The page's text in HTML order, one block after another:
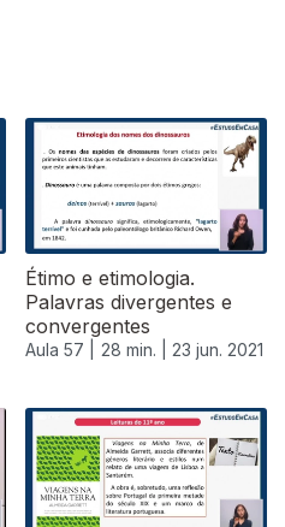
Étimo e etimologia.
Palavras divergentes e
convergentes
Aula 57 | 28 min. | 23 jun. 2021